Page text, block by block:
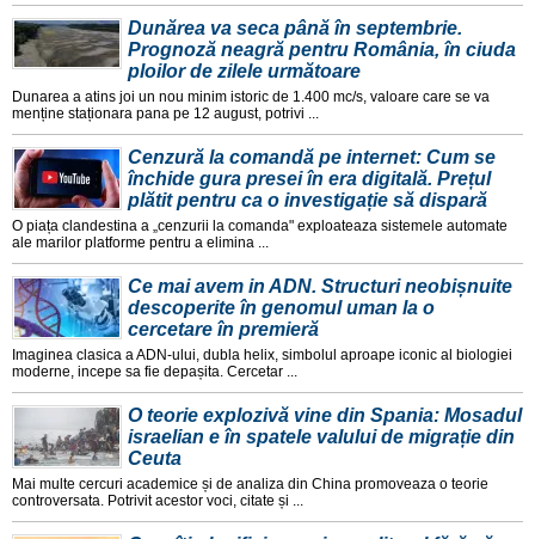
Dunărea va seca până în septembrie.
Prognoză neagră pentru România, în ciuda
ploilor de zilele următoare
Dunarea a atins joi un nou minim istoric de 1.400 mc/s, valoare care se va
menține staționara pana pe 12 august, potrivi ...
Cenzură la comandă pe internet: Cum se
închide gura presei în era digitală. Prețul
plătit pentru ca o investigație să dispară
O piața clandestina a „cenzurii la comanda" exploateaza sistemele automate
ale marilor platforme pentru a elimina ...
Ce mai avem in ADN. Structuri neobișnuite
descoperite în genomul uman la o
cercetare în premieră
Imaginea clasica a ADN-ului, dubla helix, simbolul aproape iconic al biologiei
moderne, incepe sa fie depașita. Cercetar ...
O teorie explozivă vine din Spania: Mosadul
israelian e în spatele valului de migrație din
Ceuta
Mai multe cercuri academice și de analiza din China promoveaza o teorie
controversata. Potrivit acestor voci, citate și ...